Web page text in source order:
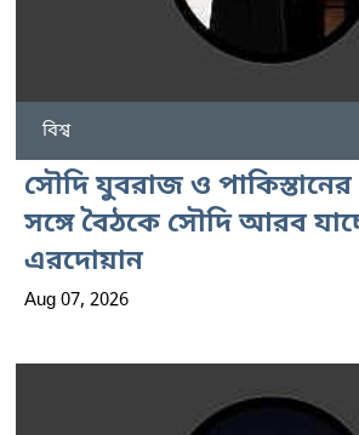
বিশ্ব
সৌদি যুবরাজ ও পাকিস্তানের
সঙ্গে বৈঠকে সৌদি আরব
এরদোয়ান
Aug 07, 2026